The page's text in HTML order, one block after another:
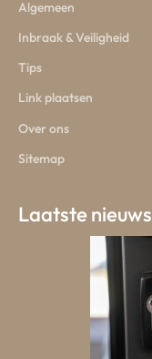
Algemeen
Inbraak & Veiligheid
Tips
Link plaatsen
Over ons
Sitemap
Laatste nieuws